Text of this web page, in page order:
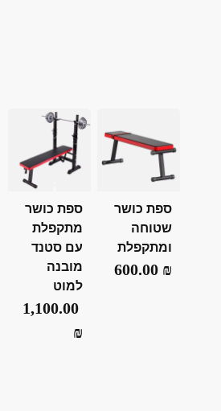
ספת כושר
שטוחה
ומתקפלת
600.00
ספת כושר
מתקפלת
עם סטנד
מובנה
למוט
1,100.00